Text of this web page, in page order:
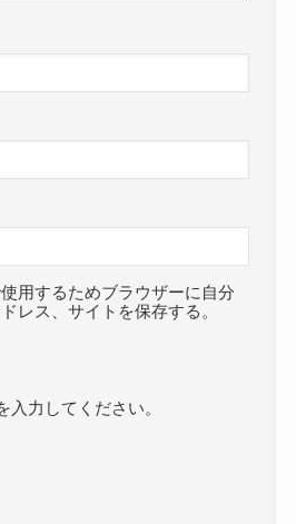
用するためブラウザーに自分
レス、サイトを保存する。
入力してください。